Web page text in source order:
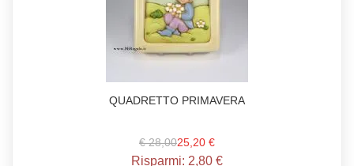
QUADRETTO PRIMAVERA
€ 28,0025,20 €
Risparmi: 2,80 €